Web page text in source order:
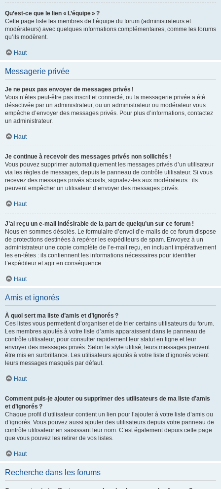
Qu’est-ce que le lien « L’équipe » ?
Cette page liste les membres de l’équipe du forum (administrateurs et
modérateurs) avec quelques informations complémentaires, comme les forums
qu’ils modèrent.
Haut
Messagerie privée
Je ne peux pas envoyer de messages privés !
Vous n’êtes peut-être pas inscrit et connecté, ou la messagerie privée a été
désactivée par un administrateur, ou un administrateur ou modérateur vous
empêche d’envoyer des messages privés. Pour plus d’informations, contactez
un administrateur.
Haut
Je continue à recevoir des messages privés non sollicités !
Vous pouvez supprimer automatiquement les messages privés d’un utilisateur
via les règles de messages, depuis le panneau de contrôle utilisateur. Si vous
recevez des messages privés abusifs, signalez-les aux modérateurs : ils
peuvent empêcher un utilisateur d’envoyer des messages privés.
Haut
J’ai reçu un e-mail indésirable de la part de quelqu’un sur ce forum !
Nous en sommes désolés. Le formulaire d’envoi d’e-mails de ce forum dispose
de protections destinées à repérer les expéditeurs de spam. Envoyez à un
administrateur une copie complète de l’e-mail reçu, en incluant impérativement
les en-têtes : ils contiennent les informations nécessaires pour identifier
l’expéditeur et agir en conséquence.
Haut
Amis et ignorés
À quoi sert ma liste d’amis et d’ignorés ?
Ces listes vous permettent d’organiser et de trier certains utilisateurs du forum.
Les membres ajoutés à votre liste d’amis apparaissent dans le panneau de
contrôle utilisateur, pour consulter rapidement leur statut en ligne et leur
envoyer des messages privés. Selon le style utilisé, leurs messages peuvent
être mis en surbrillance. Les utilisateurs ajoutés à votre liste d’ignorés voient
leurs messages masqués par défaut.
Haut
Comment puis-je ajouter ou supprimer des utilisateurs de ma liste d’amis
et d’ignorés ?
Chaque profil d’utilisateur contient un lien pour l’ajouter à votre liste d’amis ou
d’ignorés. Vous pouvez aussi ajouter des utilisateurs depuis votre panneau de
contrôle utilisateur en saisissant leur nom. C’est également depuis cette page
que vous pouvez les retirer de vos listes.
Haut
Recherche dans les forums